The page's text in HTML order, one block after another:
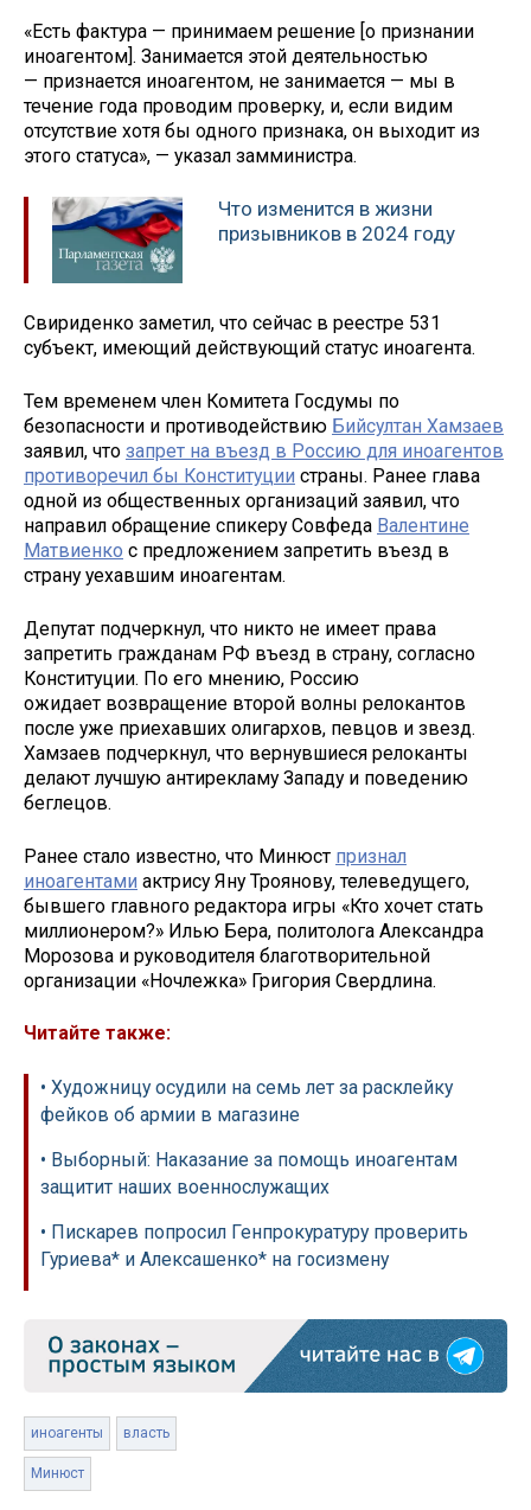
«Есть фактура — принимаем решение [о признании
иноагентом]. Занимается этой деятельностью
— признается иноагентом, не занимается — мы в
течение года проводим проверку, и, если видим
отсутствие хотя бы одного признака, он выходит из
этого статуса», — указал замминистра.
Что изменится в жизни
призывников в 2024 году
Свириденко заметил, что сейчас в реестре 531
субъект, имеющий действующий статус иноагента.
Тем временем член Комитета Госдумы по
безопасности и противодействию Бийсултан Хамзаев
заявил, что запрет на въезд в Россию для иноагентов
противоречил бы Конституции страны. Ранее глава
одной из общественных организаций заявил, что
направил обращение спикеру Совфеда Валентине
Матвиенко с предложением запретить въезд в
страну уехавшим иноагентам.
Депутат подчеркнул, что никто не имеет права
запретить гражданам РФ въезд в страну, согласно
Конституции. По его мнению, Россию
ожидает возвращение второй волны релокантов
после уже приехавших олигархов, певцов и звезд.
Хамзаев подчеркнул, что вернувшиеся релоканты
делают лучшую антирекламу Западу и поведению
беглецов.
Ранее стало известно, что Минюст признал
иноагентами актрису Яну Троянову, телеведущего,
бывшего главного редактора игры «Кто хочет стать
миллионером?» Илью Бера, политолога Александра
Морозова и руководителя благотворительной
организации «Ночлежка» Григория Свердлина.
Читайте также:
• Художницу осудили на семь лет за расклейку
фейков об армии в магазине
• Выборный: Наказание за помощь иноагентам
защитит наших военнослужащих
• Пискарев попросил Генпрокуратуру проверить
Гуриева* и Алексашенко* на госизмену
иноагенты власть
Минюст